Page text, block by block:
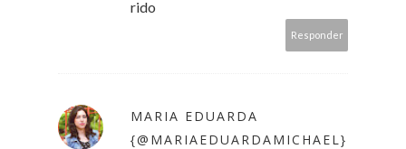
rido
Responder
MARIA EDUARDA
{@MARIAEDUARDAMICHAEL}